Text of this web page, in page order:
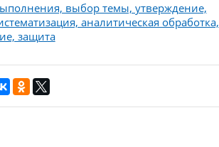
выбор темы, утверждение,
аналитическая обработка,
защита